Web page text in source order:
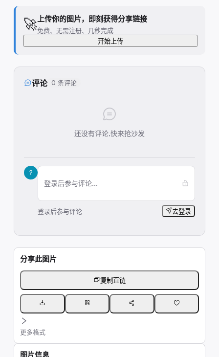
🚀 上传你的图片，即刻获得分享链接
免费、无需注册、几秒完成
开始上传
评论 0 条评论
还没有评论,快来抢沙发
?
登录后参与评论...
登录后参与评论 去登录
分享此图片
复制直链
更多格式
图片信息